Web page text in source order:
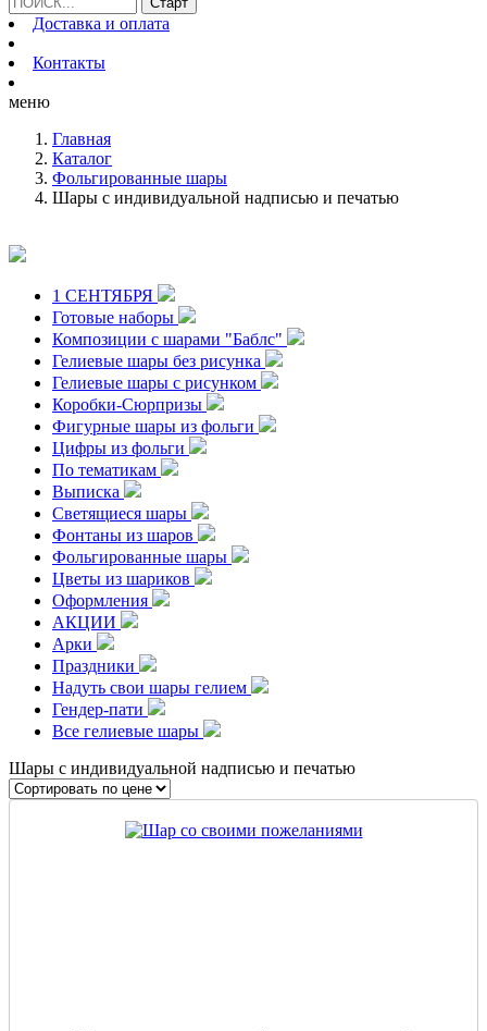
Доставка и оплата
Контакты
меню
Главная
Каталог
Фольгированные шары
Шары с индивидуальной надписью и печатью
1 СЕНТЯБРЯ
Готовые наборы
Композиции с шарами "Баблс"
Гелиевые шары без рисунка
Гелиевые шары с рисунком
Коробки-Сюрпризы
Фигурные шары из фольги
Цифры из фольги
По тематикам
Выписка
Светящиеся шары
Фонтаны из шаров
Фольгированные шары
Цветы из шариков
Оформления
АКЦИИ
Арки
Праздники
Надуть свои шары гелием
Гендер-пати
Все гелиевые шары
Шары с индивидуальной надписью и печатью